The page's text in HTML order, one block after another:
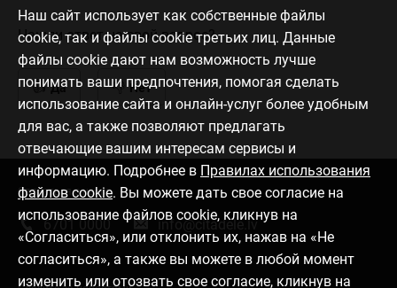
Нашли ответ на свой вопрос?
Да Нет
Наш сайт использует как собственные файлы
cookie, так и файлы cookie третьих лиц. Данные
файлы cookie дают нам возможность лучше
понимать ваши предпочтения, помогая сделать
использование сайта и онлайн-услуг более удобным
для вас, а также позволяют предлагать
отвечающие вашим интересам сервисы и
информацию. Подробнее в Правилах использования
файлов cookie. Вы можете дать свое согласие на
использование файлов cookie, кликнув на
«Согласиться», или отклонить их, нажав на «Не
согласиться», а также вы можете в любой момент
изменить или отозвать свое согласие, кликнув на
Связаться с нами
6701 0000 info@citadele.lv